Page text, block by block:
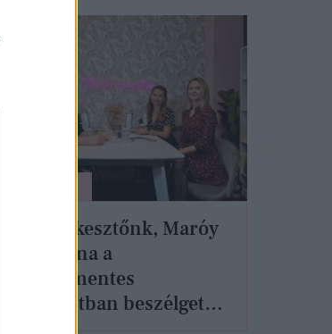
Főszerkesztőnk, Maróy
Krisztina a
Púdermentes
podcastban beszélgetett